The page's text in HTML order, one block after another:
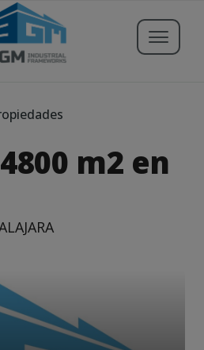
propiedades
Inmueble
Servicios
m2 en